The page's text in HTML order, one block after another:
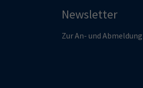
Newsletter
Zur An- und Abmeldung